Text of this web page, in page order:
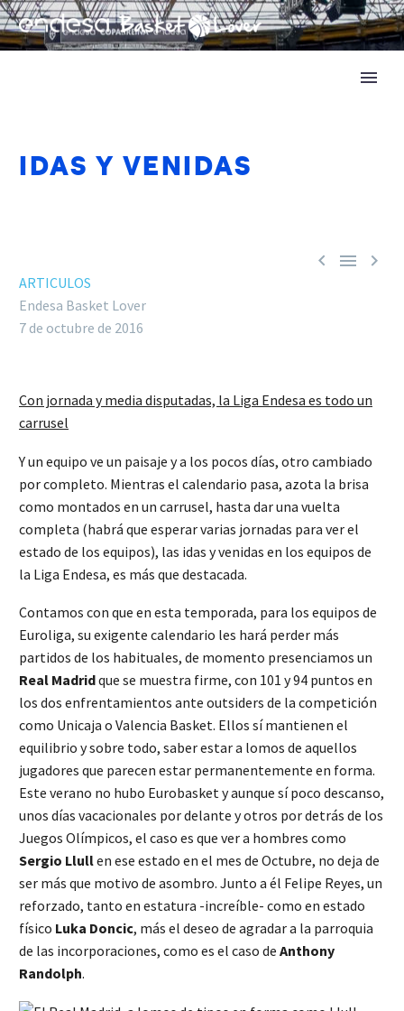
IDAS Y VENIDAS
  
ARTICULOS
Endesa Basket Lover
7 de octubre de 2016
Con jornada y media disputadas, la Liga Endesa es todo un
carrusel
Y un equipo ve un paisaje y a los pocos días, otro cambiado
por completo. Mientras el calendario pasa, azota la brisa
como montados en un carrusel, hasta dar una vuelta
completa (habrá que esperar varias jornadas para ver el
estado de los equipos), las idas y venidas en los equipos de
la Liga Endesa, es más que destacada.
Contamos con que en esta temporada, para los equipos de
Euroliga, su exigente calendario les hará perder más
partidos de los habituales, de momento presenciamos un
Real Madridque se muestra firme, con 101 y 94 puntos en
los dos enfrentamientos ante outsiders de la competición
como Unicaja o Valencia Basket. Ellos sí mantienen el
equilibrio y sobre todo, saber estar a lomos de aquellos
jugadores que parecen estar permanentemente en forma.
Este verano no hubo Eurobasket y aunque sí poco descanso,
unos días vacacionales por delante y otros por detrás de los
Juegos Olímpicos, el caso es que ver a hombres como
Sergio Llullen ese estado en el mes de Octubre, no deja de
ser más que motivo de asombro. Junto a él Felipe Reyes, un
reforzado, tanto en estatura -increíble- como en estado
físico Luka Doncic, más el deseo de agradar a la parroquia
de las incorporaciones, como es el caso de Anthony
Randolph.